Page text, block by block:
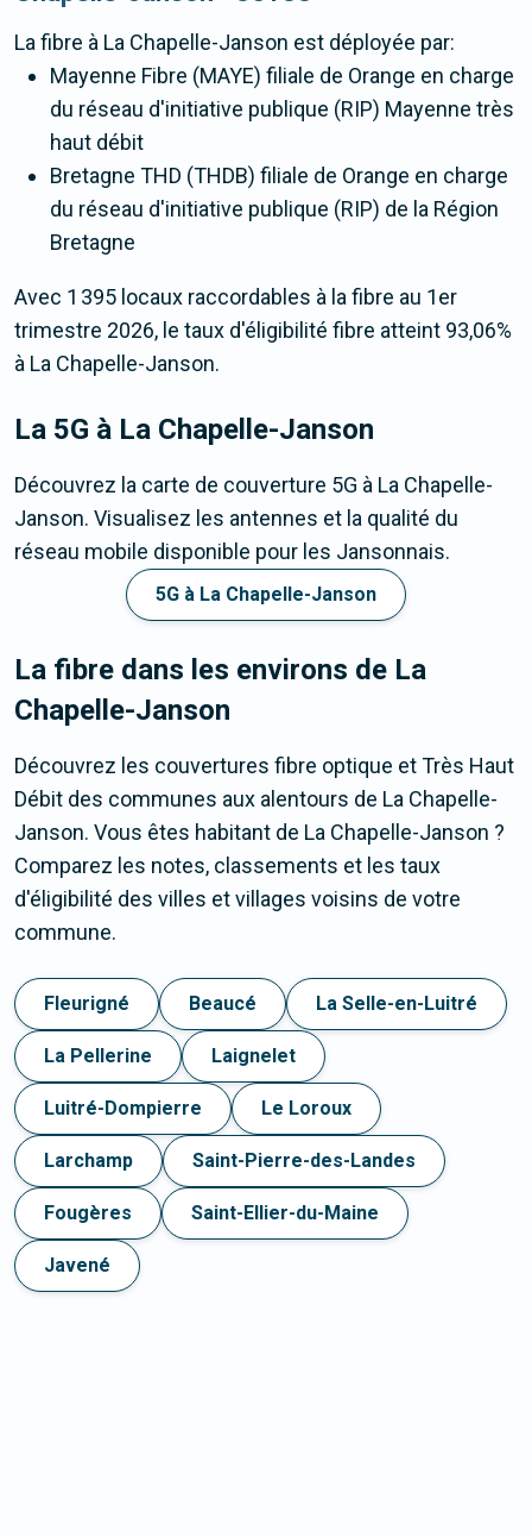
La fibre à La Chapelle-Janson est déployée par:
Mayenne Fibre (MAYE) filiale de Orange en charge
du réseau d'initiative publique (RIP) Mayenne très
haut débit
Bretagne THD (THDB) filiale de Orange en charge
du réseau d'initiative publique (RIP) de la Région
Bretagne
Avec 1 395 locaux raccordables à la fibre au 1er
trimestre 2026, le taux d'éligibilité fibre atteint 93,06%
à La Chapelle-Janson.
La 5G à La Chapelle-Janson
Découvrez la carte de couverture 5G à La Chapelle-
Janson. Visualisez les antennes et la qualité du
réseau mobile disponible pour les Jansonnais.
5G à La Chapelle-Janson
La fibre dans les environs de La
Chapelle-Janson
Découvrez les couvertures fibre optique et Très Haut
Débit des communes aux alentours de La Chapelle-
Janson. Vous êtes habitant de La Chapelle-Janson ?
Comparez les notes, classements et les taux
d'éligibilité des villes et villages voisins de votre
commune.
Fleurigné Beaucé La Selle-en-Luitré
La Pellerine Laignelet
Luitré-Dompierre Le Loroux
Larchamp Saint-Pierre-des-Landes
Fougères Saint-Ellier-du-Maine
Javené